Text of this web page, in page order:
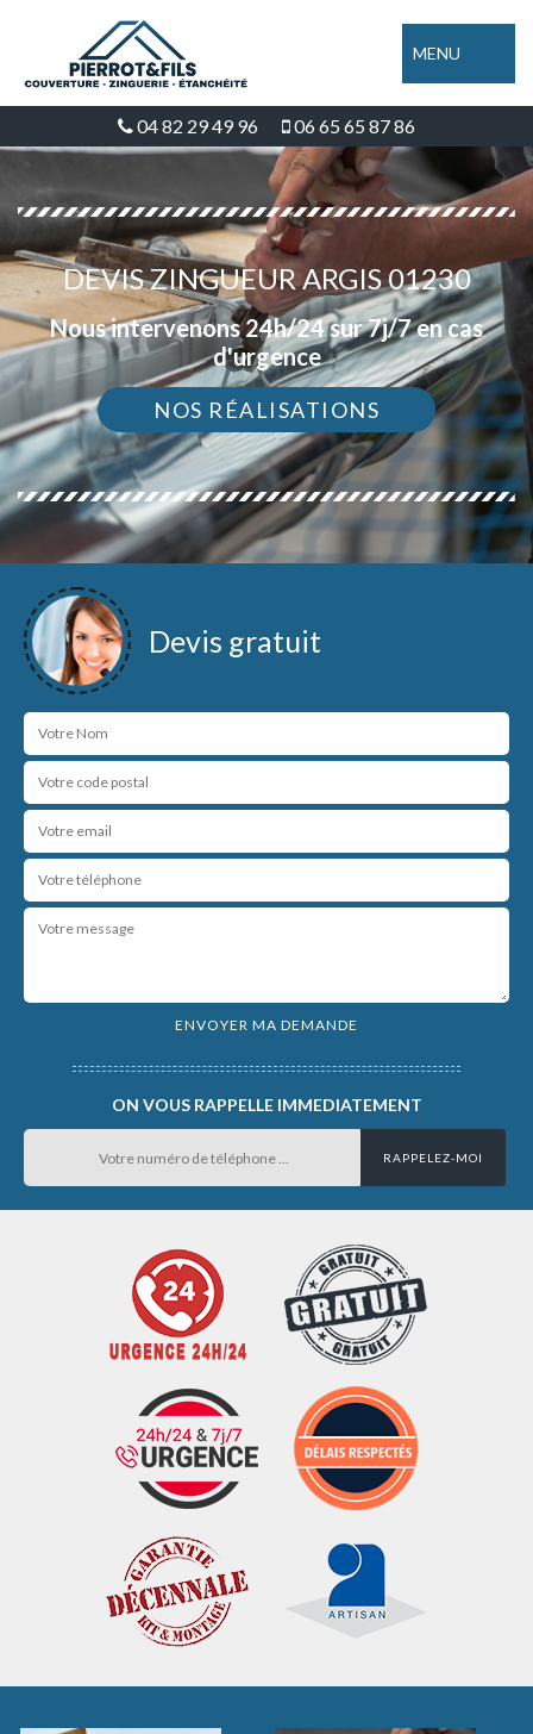
MENU
04 82 29 49 96 06 65 65 87 86
DEVIS ZINGUEUR ARGIS 01230
Nous intervenons 24h/24 sur 7j/7 en cas
d'urgence
NOS RÉALISATIONS
Devis gratuit
ON VOUS RAPPELLE IMMEDIATEMENT